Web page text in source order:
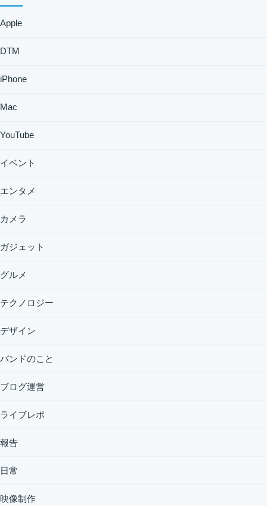
Apple
DTM
iPhone
Mac
YouTube
イベント
エンタメ
カメラ
ガジェット
グルメ
テクノロジー
デザイン
バンドのこと
ブログ運営
ライブレポ
報告
日常
映像制作